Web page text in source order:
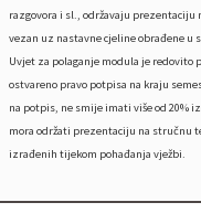
razgovora i sl., održavaju
vezan uz nastavne cjeline obrađene u
Uvjet za polaganje modula je redovito
ostvareno pravo potpisa na kraju
na potpis, ne smije imati više od 20%
mora održati prezentaciju na stručnu
izrađenih tijekom pohađanja vježbi.